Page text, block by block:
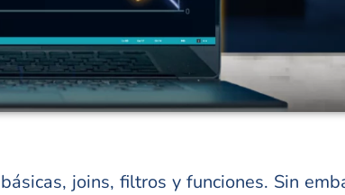
joins, filtros y funciones. Sin